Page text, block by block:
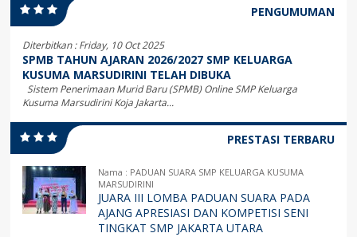
PENGUMUMAN
Diterbitkan :Friday, 10 Oct 2025
SPMB TAHUN AJARAN 2026/2027 SMP KELUARGA
KUSUMA MARSUDIRINI TELAH DIBUKA
Sistem Penerimaan Murid Baru (SPMB) Online SMP Keluarga
Kusuma Marsudirini Koja Jakarta...
PRESTASI TERBARU
Nama : PADUAN SUARA SMP KELUARGA KUSUMA
MARSUDIRINI
JUARA III LOMBA PADUAN SUARA PADA
AJANG APRESIASI DAN KOMPETISI SENI
TINGKAT SMP JAKARTA UTARA